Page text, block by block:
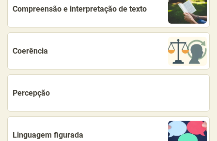
Compreensão e interpretação de texto
Coerência
Percepção
Linguagem figurada